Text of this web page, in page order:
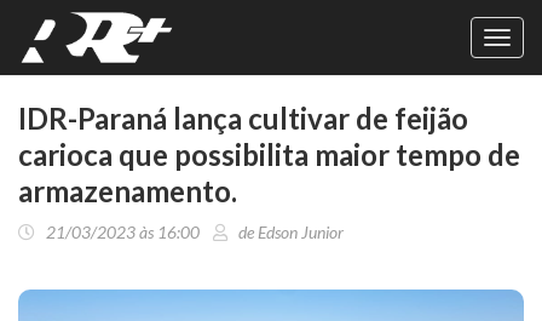
IDR-Paraná lança cultivar de feijão
carioca que possibilita maior tempo de
armazenamento.
21/03/2023 às 16:00 de Edson Junior